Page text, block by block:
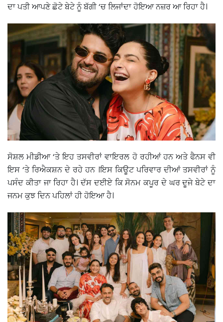
ਦਾ ਪਤੀ ਆਪਣੇ ਛੋਟੇ ਬੇਟੇ ਨੂੰ ਬੱਗੀ ‘ਚ ਲਿਜਾਂਦਾ ਹੋਇਆ ਨਜ਼ਰ ਆ ਰਿਹਾ ਹੈ।
ਸੋਸ਼ਲ ਮੀਡੀਆ ‘ਤੇ ਇਹ ਤਸਵੀਰਾਂ ਵਾਇਰਲ ਹੋ ਰਹੀਆਂ ਹਨ ਅਤੇ ਫੈਨਸ ਵੀ
ਇਸ ‘ਤੇ ਰਿਐਕਸ਼ਨ ਦੇ ਰਹੇ ਹਨ ।ਇਸ ਕਿਊਟ ਪਰਿਵਾਰ ਦੀਆਂ ਤਸਵੀਰਾਂ ਨੂੰ
ਪਸੰਦ ਕੀਤਾ ਜਾ ਰਿਹਾ ਹੈ। ਦੱਸ ਦਈਏ ਕਿ ਸੋਨਮ ਕਪੂਰ ਦੇ ਘਰ ਦੂਜੇ ਬੇਟੇ ਦਾ
ਜਨਮ ਕੁਝ ਦਿਨ ਪਹਿਲਾਂ ਹੀ ਹੋਇਆ ਹੈ।